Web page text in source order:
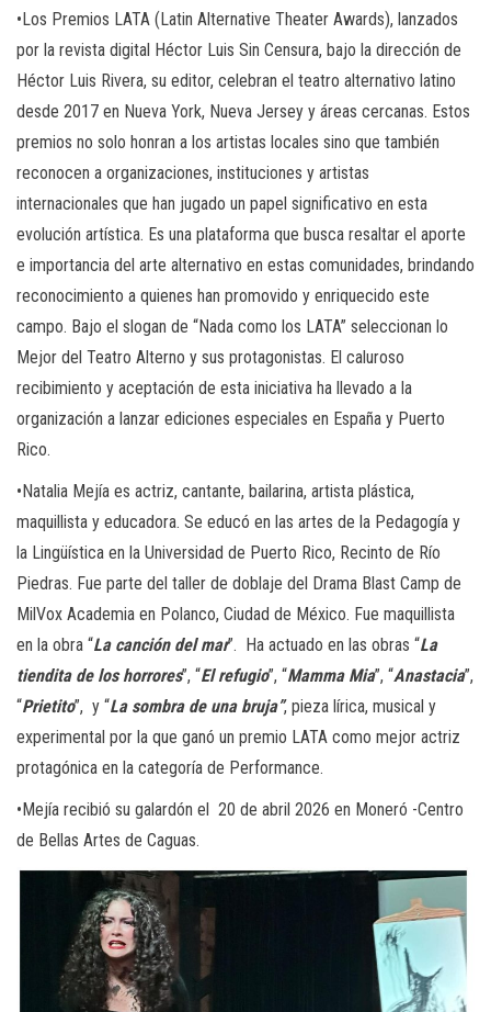
•Los Premios LATA (Latin Alternative Theater Awards), lanzados
por la revista digital Héctor Luis Sin Censura, bajo la dirección de
Héctor Luis Rivera, su editor, celebran el teatro alternativo latino
desde 2017 en Nueva York, Nueva Jersey y áreas cercanas. Estos
premios no solo honran a los artistas locales sino que también
reconocen a organizaciones, instituciones y artistas
internacionales que han jugado un papel significativo en esta
evolución artística. Es una plataforma que busca resaltar el aporte
e importancia del arte alternativo en estas comunidades, brindando
reconocimiento a quienes han promovido y enriquecido este
campo. Bajo el slogan de “Nada como los LATA” seleccionan lo
Mejor del Teatro Alterno y sus protagonistas. El caluroso
recibimiento y aceptación de esta iniciativa ha llevado a la
organización a lanzar ediciones especiales en España y Puerto
Rico.
•Natalia Mejía es actriz, cantante, bailarina, artista plástica,
maquillista y educadora. Se educó en las artes de la Pedagogía y
la Lingüística en la Universidad de Puerto Rico, Recinto de Río
Piedras. Fue parte del taller de doblaje del Drama Blast Camp de
MilVox Academia en Polanco, Ciudad de México. Fue maquillista
en la obra “La canción del mar”. Ha actuado en las obras “La
tiendita de los horrores”, “El refugio”, “Mamma Mia”, “Anastacia”,
“Prietito”, y “La sombra de una bruja”, pieza lírica, musical y
experimental por la que ganó un premio LATA como mejor actriz
protagónica en la categoría de Performance.
•Mejía recibió su galardón el 20 de abril 2026 en Moneró -Centro
de Bellas Artes de Caguas.